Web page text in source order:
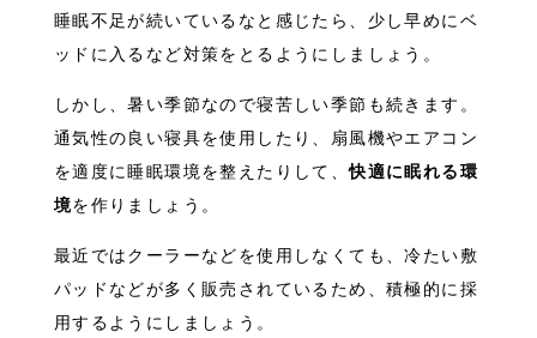
睡眠不足が続いているなと感じたら、少し早めにベ
ッドに入るなど対策をとるようにしましょう。
しかし、暑い季節なので寝苦しい季節も続きます。
通気性の良い寝具を使用したり、扇風機やエアコン
を適度に睡眠環境を整えたりして、快適に眠れる環
境を作りましょう。
最近ではクーラーなどを使用しなくても、冷たい敷
パッドなどが多く販売されているため、積極的に採
用するようにしましょう。